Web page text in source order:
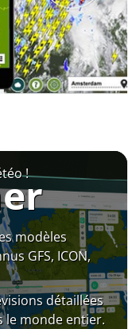
!
modèles
GFS, ICON,
détaillées
le monde entier.